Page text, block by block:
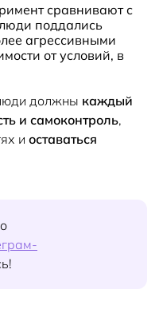
сравнивают с
поддались
агрессивными
от условий, в
должны каждый
и самоконтроль,
и оставаться